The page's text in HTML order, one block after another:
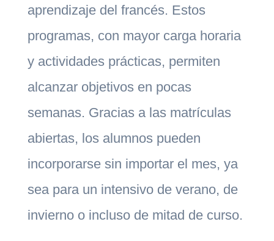
aprendizaje del francés. Estos
programas, con mayor carga horaria
y actividades prácticas, permiten
alcanzar objetivos en pocas
semanas. Gracias a las matrículas
abiertas, los alumnos pueden
incorporarse sin importar el mes, ya
sea para un intensivo de verano, de
invierno o incluso de mitad de curso.